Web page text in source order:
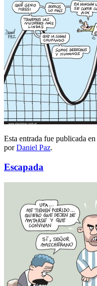
Esta entrada fue publicada en
porDaniel Paz.
Escapada